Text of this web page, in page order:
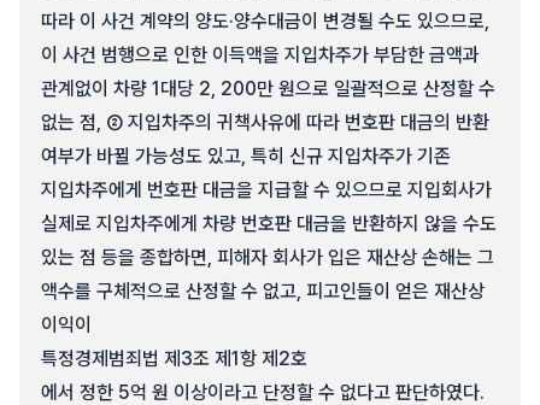
따라 이 사건 계약의 양도·양수대금이 변경될 수도 있으므로,
이 사건 범행으로 인한 이득액을 지입차주가 부담한 금액과
관계없이 차량 1대당 2, 200만 원으로 일괄적으로 산정할 수
없는 점, ② 지입차주의 귀책사유에 따라 번호판 대금의 반환
여부가 바뀔 가능성도 있고, 특히 신규 지입차주가 기존
지입차주에게 번호판 대금을 지급할 수 있으므로 지입회사가
실제로 지입차주에게 차량 번호판 대금을 반환하지 않을 수도
있는 점 등을 종합하면, 피해자 회사가 입은 재산상 손해는 그
액수를 구체적으로 산정할 수 없고, 피고인들이 얻은 재산상
이익이
특정경제범죄법 제3조 제1항 제2호
에서 정한 5억 원 이상이라고 단정할 수 없다고 판단하였다.